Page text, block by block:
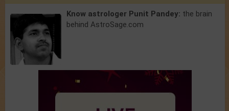
Know astrologer Punit Pandey: the brain
behind AstroSage.com